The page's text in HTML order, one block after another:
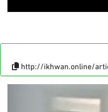
http://ikhwan.online/